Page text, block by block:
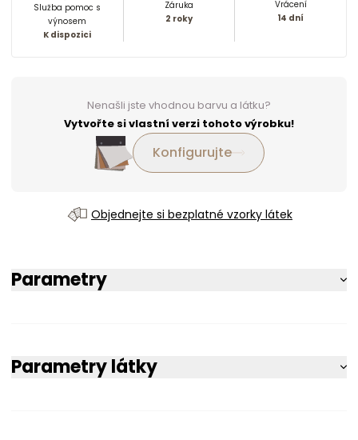
Služba pomoc s
výnosem
K dispozici
Záruka
2 roky
Vrácení
14 dní
Nenašli jste vhodnou barvu a látku?
Vytvořte si vlastní verzi tohoto výrobku!
Konfigurujte
Objednejte si bezplatné vzorky látek
Parametry
Parametry látky